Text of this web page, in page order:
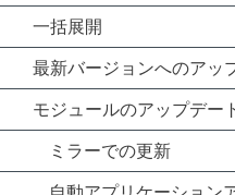
一括展開
最新バージョンへのアッ
モジュールのアップデー
ミラーでの更新